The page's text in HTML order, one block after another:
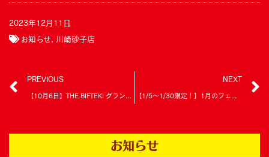
2023年12月11日
お知らせ 川崎砂子店
PREVIOUS NEXT
お知らせ